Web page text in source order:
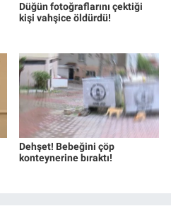
Düğün fotoğraflarını çektiği
kişi vahşice öldürdü!
Dehşet! Bebeğini çöp
konteynerine bıraktı!